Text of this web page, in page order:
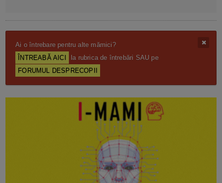
Ai o întrebare pentru alte mămici?
ÎNTREABĂ AICI
la rubrica de întrebări SAU pe
FORUMUL DESPRECOPII